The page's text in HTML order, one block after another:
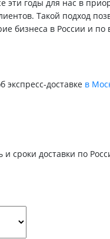
эти годы для нас в
Такой подход
бизнеса в России и по
экспресс-доставке в
и сроки доставки по